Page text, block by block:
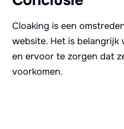
Cloaking is een
website. Het is belangrijk
en ervoor te zorgen dat
voorkomen.